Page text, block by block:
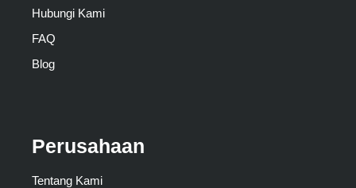
Hubungi Kami
FAQ
Blog
Perusahaan
Tentang Kami